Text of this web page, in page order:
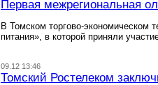
Первая межрегиональная
В Томском торгово-экономическом
питания», в которой приняли
09.12 13:46
Томский Ростелеком